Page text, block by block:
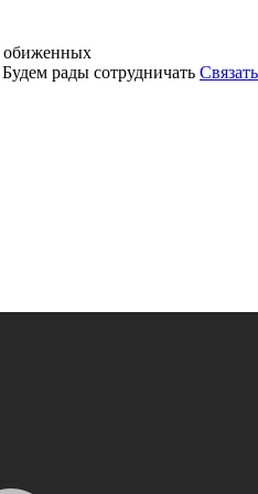
обиженных
рады сотрудничать